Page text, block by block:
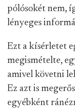
pólósokét nem,
lényeges
Ezt a kísérletet
megismételte,
amivel követni
Ez azt is
egyébként